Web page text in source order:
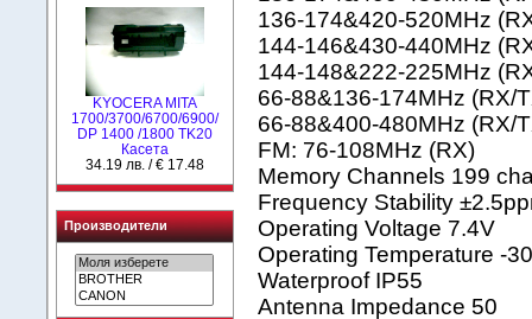
KYOCERA MITA
1700/3700/6700/6900/
DP 1400 /1800 TK20
Касета
34.19 лв. / € 17.48
Производители
136-174&420-520MHz
144-146&430-440MHz
144-148&222-225MHz
66-88&136-174MHz (RX/
66-88&400-480MHz (RX/
FM: 76-108MHz (RX)
Memory Channels 199
Frequency Stability
Operating Voltage 7.4V
Operating Temperature -
Waterproof IP55
Antenna Impedance 50